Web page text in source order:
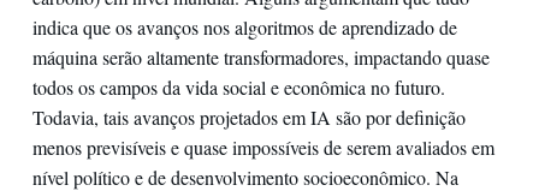
indica que os avanços nos algoritmos de aprendizado de
máquina serão altamente transformadores, impactando quase
todos os campos da vida social e econômica no futuro.
Todavia, tais avanços projetados em IA são por definição
menos previsíveis e quase impossíveis de serem avaliados em
nível político e de desenvolvimento socioeconômico. Na